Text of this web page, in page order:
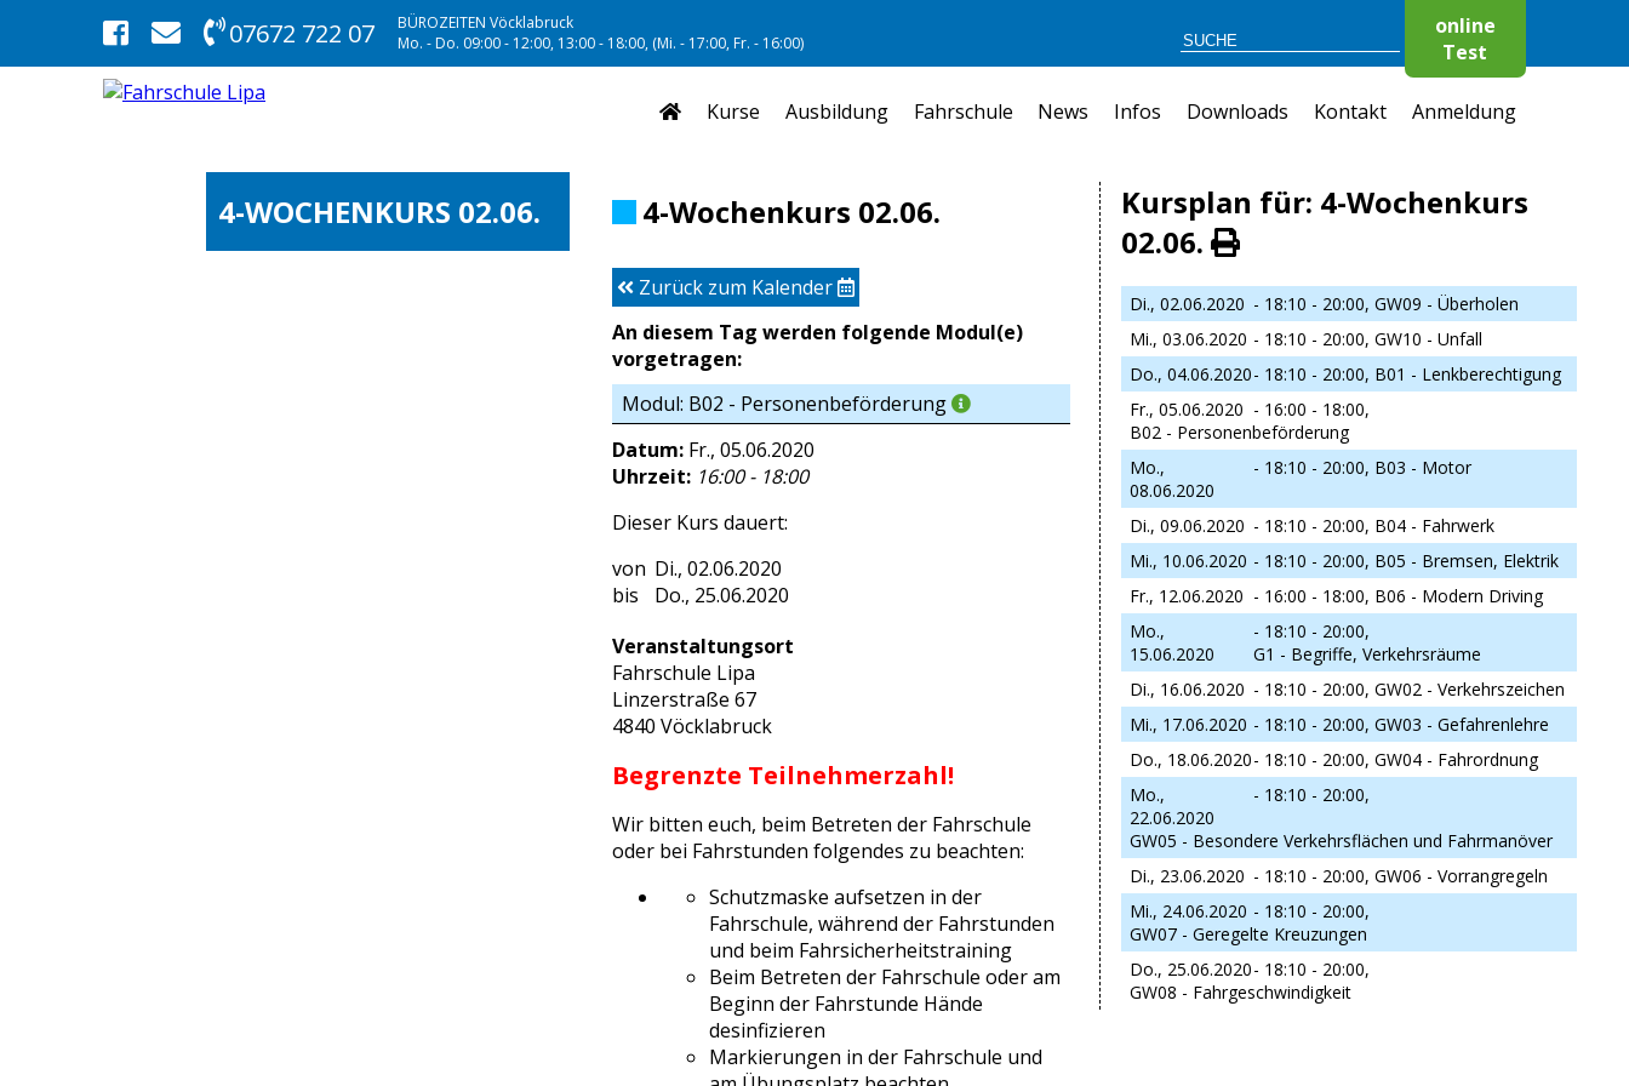
07672 722 07
BÜROZEITEN Vöcklabruck
Mo. - Do. 09:00 - 12:00, 13:00 - 18:00, (Mi. - 17:00, Fr. - 16:00)
online
Test
Kurse Ausbildung Fahrschule News Infos Downloads Kontakt Anmeldung
4-WOCHENKURS 02.06. 4-Wochenkurs 02.06.
Zurück zum Kalender
An diesem Tag werden folgende Modul(e)
vorgetragen:
Modul: B02 - Personenbeförderung
Datum: Fr., 05.06.2020
Uhrzeit: 16:00 - 18:00
Dieser Kurs dauert:
Di., 02.06.2020
Do., 25.06.2020
Veranstaltungsort
Fahrschule Lipa
Linzerstraße 67
4840 Vöcklabruck
Begrenzte Teilnehmerzahl!
Wir bitten euch, beim Betreten der Fahrschule
oder bei Fahrstunden folgendes zu beachten:
Schutzmaske aufsetzen in der
Fahrschule, während der Fahrstunden
und beim Fahrsicherheitstraining
Beim Betreten der Fahrschule oder am
Beginn der Fahrstunde Hände
desinfizieren
Markierungen in der Fahrschule und
Kursplan für: 4-Wochenkurs
02.06.
Di., 02.06.2020 - 18:10 - 20:00, GW09 - Überholen
Mi., 03.06.2020 - 18:10 - 20:00, GW10 - Unfall
Do., 04.06.2020- 18:10 - 20:00, B01 - Lenkberechtigung
Fr., 05.06.2020 - 16:00 - 18:00,
B02 - Personenbeförderung
Mo.,
08.06.2020
- 18:10 - 20:00, B03 - Motor
Di., 09.06.2020 - 18:10 - 20:00, B04 - Fahrwerk
Mi., 10.06.2020 - 18:10 - 20:00, B05 - Bremsen, Elektrik
Fr., 12.06.2020 - 16:00 - 18:00, B06 - Modern Driving
Mo.,
15.06.2020
- 18:10 - 20:00,
G1 - Begriffe, Verkehrsräume
Di., 16.06.2020 - 18:10 - 20:00, GW02 - Verkehrszeichen
Mi., 17.06.2020 - 18:10 - 20:00, GW03 - Gefahrenlehre
Do., 18.06.2020- 18:10 - 20:00, GW04 - Fahrordnung
Mo.,
22.06.2020
- 18:10 - 20:00,
GW05 - Besondere Verkehrsflächen und Fahrmanöver
Di., 23.06.2020 - 18:10 - 20:00, GW06 - Vorrangregeln
Mi., 24.06.2020 - 18:10 - 20:00,
GW07 - Geregelte Kreuzungen
Do., 25.06.2020- 18:10 - 20:00,
GW08 - Fahrgeschwindigkeit